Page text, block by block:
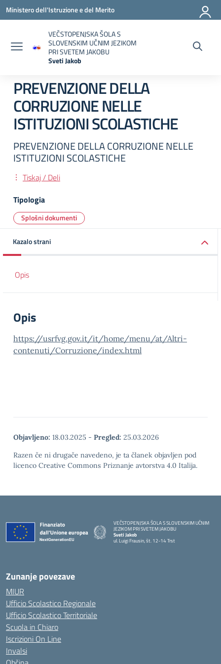
Vai ai contenuti
Vai al menu di navigazione
Vai al footer
Ministero dell'Istruzione e del Merito
VEČSTOPENJSKA ŠOLA S
SLOVENSKIM UČNIM JEZIKOM
PRI SVETEM JAKOBU
Sveti Jakob
PREVENZIONE DELLA
CORRUZIONE NELLE
ISTITUZIONI SCOLASTICHE
PREVENZIONE DELLA CORRUZIONE NELLE
ISTITUZIONI SCOLASTICHE
Tiskaj / Deli
Tipologia
Splošni dokumenti
Kazalo strani
Opis
Opis
https://usrfvg.gov.it/it/home/menu/at/Altri-
contenuti/Corruzione/index.html
Objavljeno: 18.03.2025 - Pregled: 25.03.2026
Razen če ni drugače navedeno, je ta članek objavljen pod
licenco Creative Commons Priznanje avtorstva 4.0 Italija.
VEČSTOPENJSKA ŠOLA S SLOVENSKIM UČNIM
JEZIKOM PRI SVETEM JAKOBU
Sveti Jakob
ul. Luigi Frausin, št. 12-14 Trst
— Visita la pagina iniziale della scuola
Zunanje povezave
MIUR
Ufficio Scolastico Regionale
Ufficio Scolastico Territoriale
Scuola in Chiaro
Iscrizioni On Line
Invalsi